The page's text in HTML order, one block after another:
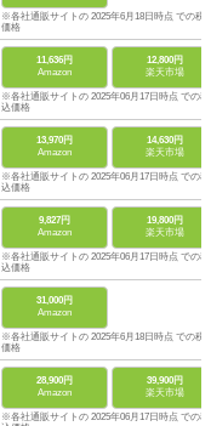
※各社通販サイトの 2025年6月18日時点 での税
価格
11,636円
Amazon
12,800円
楽天市場
※各社通販サイトの 2025年06月17日時点 での税
込価格
13,970円
Amazon
14,630円
楽天市場
※各社通販サイトの 2025年06月17日時点 での税
込価格
9,827円
Amazon
19,800円
楽天市場
※各社通販サイトの 2025年06月17日時点 での税
込価格
31,000円
Amazon
※各社通販サイトの 2025年6月18日時点 での税
価格
28,900円
Amazon
39,900円
楽天市場
※各社通販サイトの 2025年06月17日時点 での税